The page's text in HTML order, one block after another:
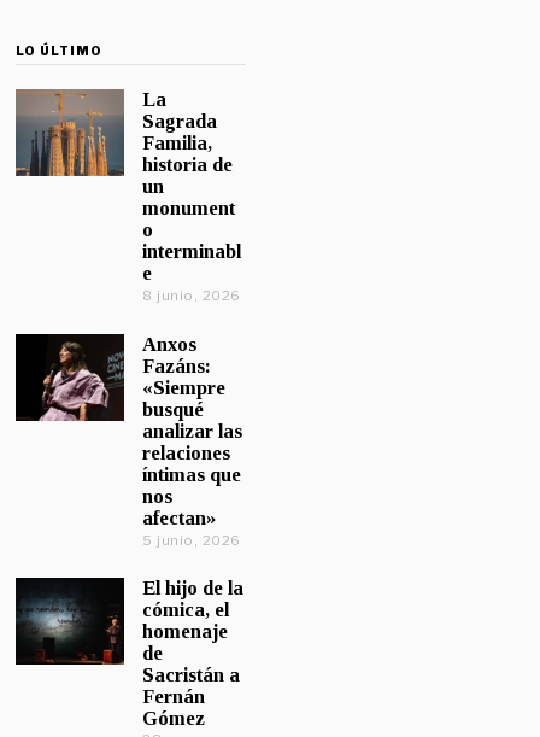
LO ÚLTIMO
La
Sagrada
Familia,
historia de
un
monument
o
interminabl
e
8 junio, 2026
Anxos
Fazáns:
«Siempre
busqué
analizar las
relaciones
íntimas que
nos
afectan»
5 junio, 2026
El hijo de la
cómica, el
homenaje
de
Sacristán a
Fernán
Gómez